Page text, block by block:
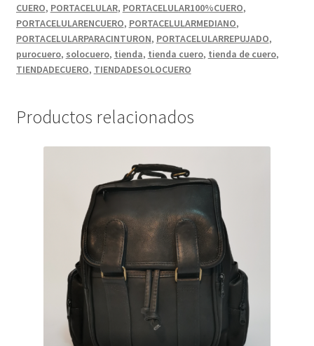
CUERO, PORTACELULAR, PORTACELULAR100%CUERO,
PORTACELULARENCUERO, PORTACELULARMEDIANO,
PORTACELULARPARACINTURON, PORTACELULARREPUJADO,
purocuero, solocuero, tienda, tienda cuero, tienda de cuero,
TIENDADECUERO, TIENDADESOLOCUERO
Productos relacionados